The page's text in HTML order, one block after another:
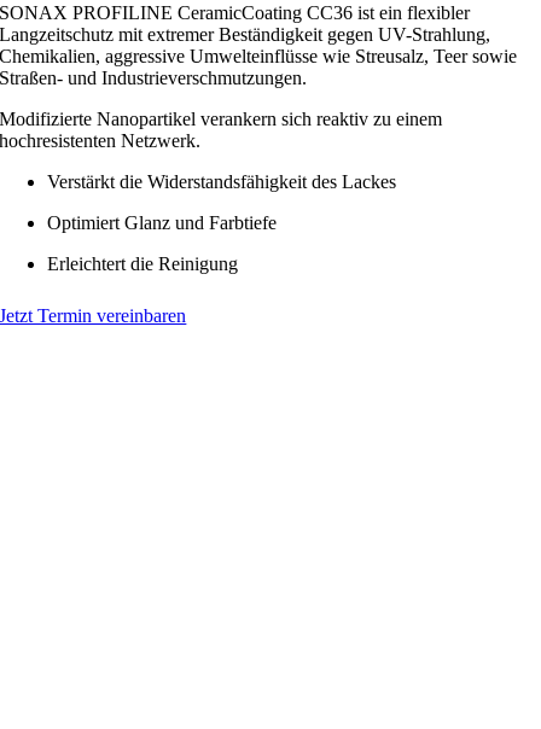
SONAX PROFILINE CeramicCoating CC36 ist ein flexibler
Langzeitschutz mit extremer Beständigkeit gegen UV-Strahlung,
Chemikalien, aggressive Umwelteinflüsse wie Streusalz, Teer sowie
Straßen- und Industrieverschmutzungen.
Modifizierte Nanopartikel verankern sich reaktiv zu einem
hochresistenten Netzwerk.
Verstärkt die Widerstandsfähigkeit des Lackes
Optimiert Glanz und Farbtiefe
Erleichtert die Reinigung
Jetzt Termin vereinbaren